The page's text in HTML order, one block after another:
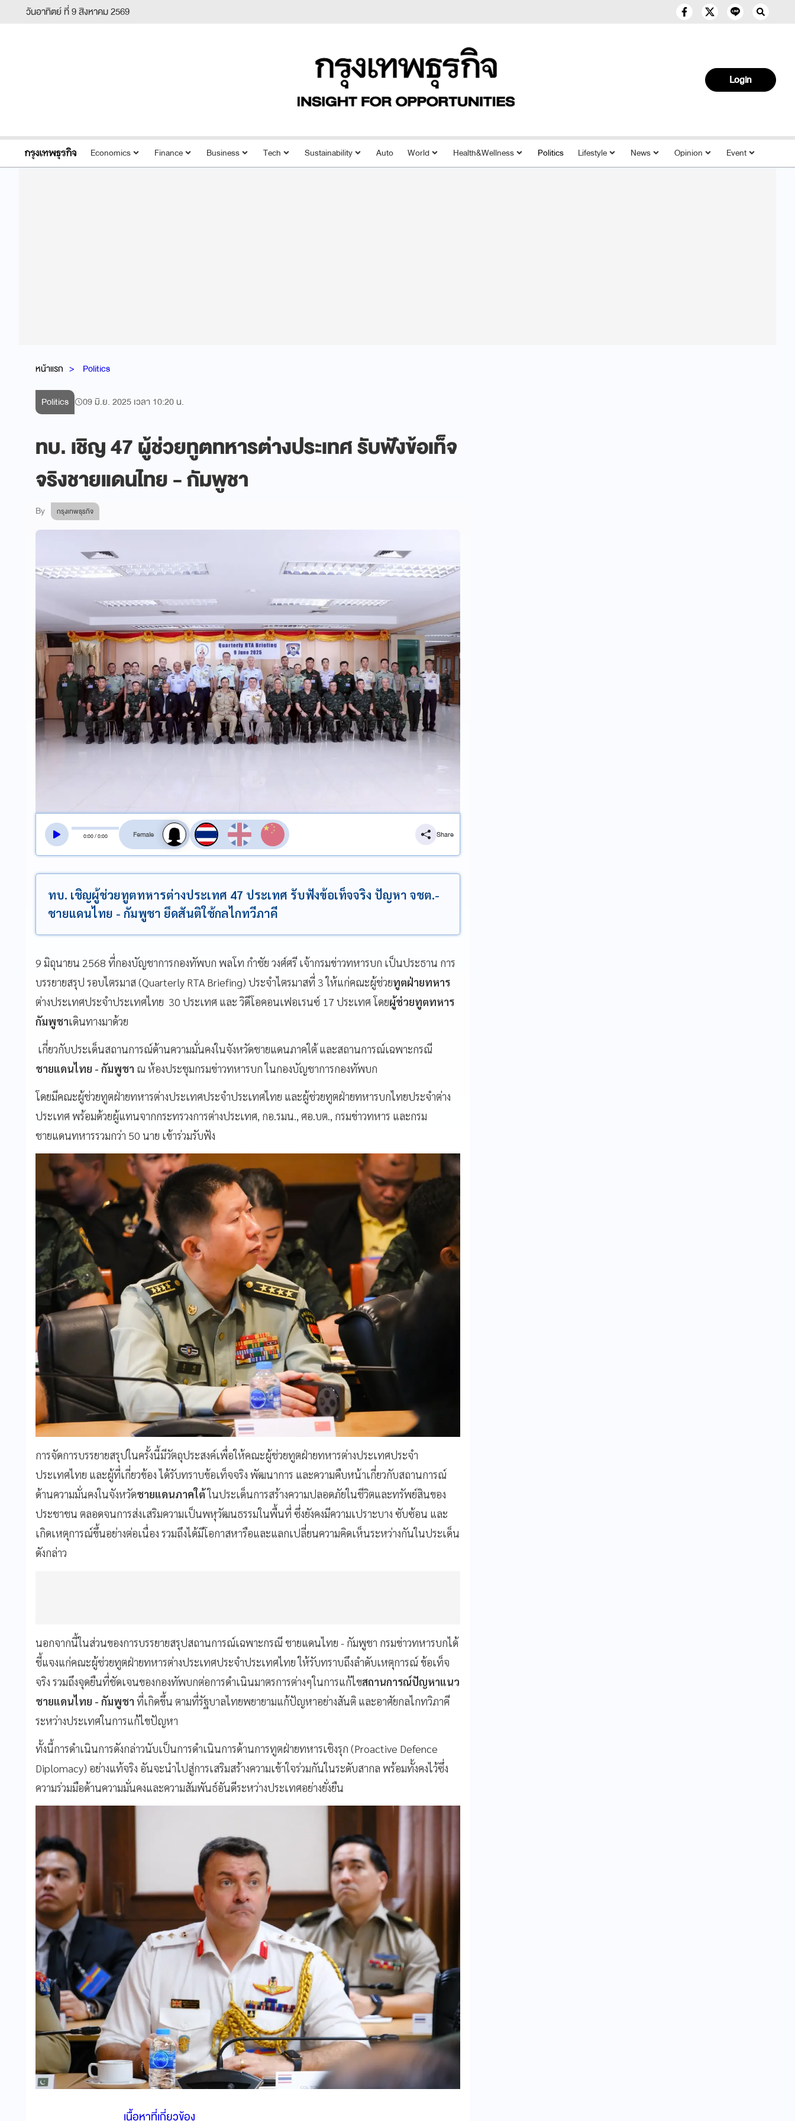
วันอาทิตย์ ที่ 9 สิงหาคม 2569
Login
Economics Finance Business Tech Sustainability Auto World Health&Wellness Politics Lifestyle News Opinion Event
หน้าแรก Politics
Politics 09 มิ.ย. 2025 เวลา 10:20 น.
ทบ. เชิญ 47 ผู้ช่วยทูตทหารต่างประเทศ รับฟังข้อเท็จ
จริงชายแดนไทย - กัมพูชา
By กรุงเทพธุรกิจ
0:00/0:00
สลับเสียงอ่าน
Share
ทบ. เชิญผู้ช่วยทูตทหารต่างประเทศ 47 ประเทศ รับฟังข้อเท็จจริง ปัญหา จชต.-
ชายแดนไทย - กัมพูชา ยึดสันติใช้กลไกทวีภาคี
9 มิถุนายน 2568 ที่กองบัญชาการกองทัพบก พลโท กำชัย วงศ์ศรี เจ้ากรมข่าวทหารบก เป็นประธาน การ
บรรยายสรุป รอบไตรมาส (Quarterly RTA Briefing) ประจำไตรมาสที่ 3 ให้แก่คณะผู้ช่วยทูตฝ่ายทหาร
ต่างประเทศประจำประเทศไทย 30 ประเทศ และ วิดีโอคอนเฟอเรนซ์ 17 ประเทศ โดยผู้ช่วยทูตทหาร
กัมพูชาเดินทางมาด้วย
เกี่ยวกับประเด็นสถานการณ์ด้านความมั่นคงในจังหวัดชายแดนภาคใต้ และสถานการณ์เฉพาะกรณี
ชายแดนไทย - กัมพูชา ณ ห้องประชุมกรมข่าวทหารบก ในกองบัญชาการกองทัพบก
โดยมีคณะผู้ช่วยทูตฝ่ายทหารต่างประเทศประจำประเทศไทย และผู้ช่วยทูตฝ่ายทหารบกไทยประจำต่าง
ประเทศ พร้อมด้วยผู้แทนจากกระทรวงการต่างประเทศ, กอ.รมน., ศอ.บต., กรมข่าวทหาร และกรม
ชายแดนทหารรวมกว่า 50 นาย เข้าร่วมรับฟัง
การจัดการบรรยายสรุปในครั้งนี้มีวัตถุประสงค์เพื่อให้คณะผู้ช่วยทูตฝ่ายทหารต่างประเทศประจำ
ประเทศไทย และผู้ที่เกี่ยวข้อง ได้รับทราบข้อเท็จจริง พัฒนาการ และความคืบหน้าเกี่ยวกับสถานการณ์
ด้านความมั่นคงในจังหวัดชายแดนภาคใต้ในประเด็นการสร้างความปลอดภัยในชีวิตและทรัพย์สินของ
ประชาชน ตลอดจนการส่งเสริมความเป็นพหุวัฒนธรรมในพื้นที่ ซึ่งยังคงมีความเปราะบาง ซับซ้อน และ
เกิดเหตุการณ์ขึ้นอย่างต่อเนื่อง รวมถึงได้มีโอกาสหารือและแลกเปลี่ยนความคิดเห็นระหว่างกันในประเด็น
ดังกล่าว
นอกจากนี้ในส่วนของการบรรยายสรุปสถานการณ์เฉพาะกรณี ชายแดนไทย - กัมพูชา กรมข่าวทหารบกได้
ชี้แจงแก่คณะผู้ช่วยทูตฝ่ายทหารต่างประเทศประจำประเทศไทย ให้รับทราบถึงลำดับเหตุการณ์ ข้อเท็จ
จริง รวมถึงจุดยืนที่ชัดเจนของกองทัพบกต่อการดำเนินมาตรการต่างๆในการแก้ไขสถานการณ์ปัญหาแนว
ชายแดนไทย - กัมพูชา ที่เกิดขึ้น ตามที่รัฐบาลไทยพยายามแก้ปัญหาอย่างสันติ และอาศัยกลไกทวิภาคี
ระหว่างประเทศในการแก้ไขปัญหา
ทั้งนี้การดำเนินการดังกล่าวนับเป็นการดำเนินการด้านการทูตฝ่ายทหารเชิงรุก (Proactive Defence
Diplomacy) อย่างแท้จริง อันจะนำไปสู่การเสริมสร้างความเข้าใจร่วมกันในระดับสากล พร้อมทั้งคงไว้ซึ่ง
ความร่วมมือด้านความมั่นคงและความสัมพันธ์อันดีระหว่างประเทศอย่างยั่งยืน
เนื้อหาที่เกี่ยวข้อง